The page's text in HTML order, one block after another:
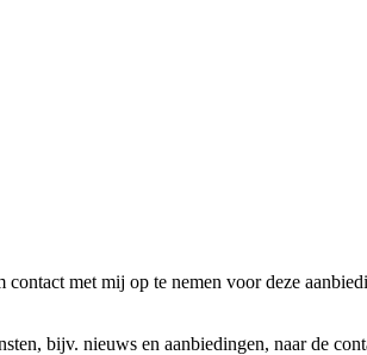
met mij op te nemen voor deze
bijv. nieuws en aanbiedingen, naar de